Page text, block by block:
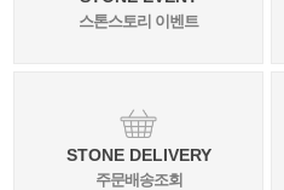
스톤스토리 이벤트
STONE DELIVERY
주문배송조회